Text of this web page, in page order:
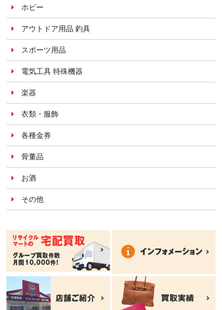
ホビー
アウトドア用品 釣具
スポーツ用品
電気工具 特殊機器
楽器
衣類・服飾
各種金券
骨董品
お酒
その他